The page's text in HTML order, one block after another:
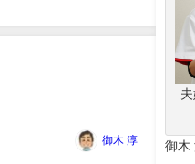
御木 淳 御木